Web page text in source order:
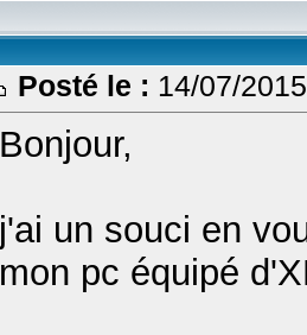
Posté le : 14/07/
Bonjour,
j'ai un souci en
mon pc équipé